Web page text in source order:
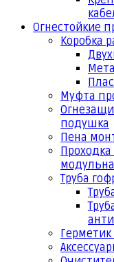
Огнестойкие
Коробка
Муфта
подушка
Пена
Труба